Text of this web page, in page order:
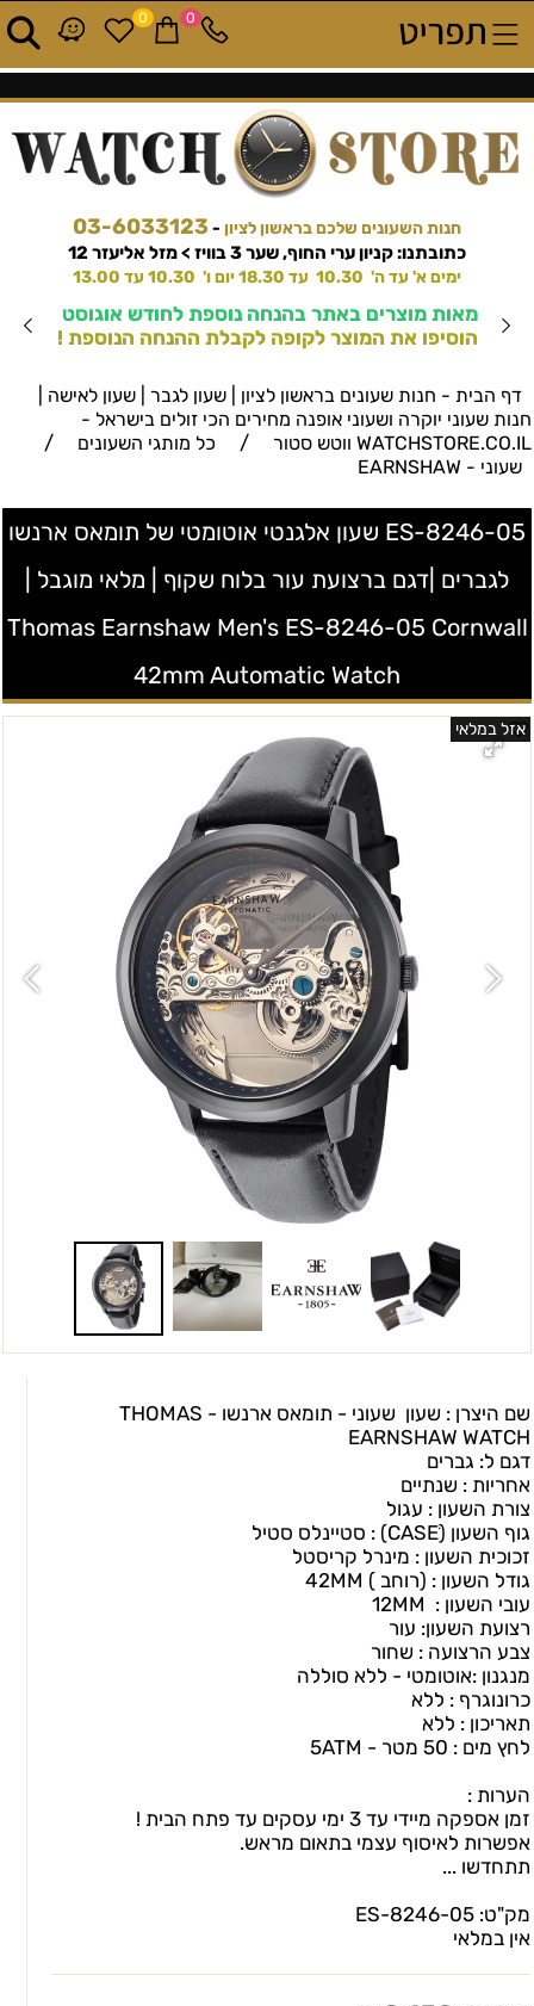
חנות השעונים שלכם בראשון לציון -
03-6033123
כתובתנו: קניון ערי החוף, שער 3 בוויז > מזל אליעזר 12
ימים א' עד ה' 10.30 עד 18.30 יום ו' 10.30 עד 13.00
מאות מוצרים באתר בהנחה נוספת לחודש אוגוסט
הוסיפו את המוצר לקופה לקבלת ההנחה הנוספת !
0 0
דף הבית - חנות שעונים בראשון לציון | שעון לגבר | שעון לאישה |
חנות שעוני יוקרה ושעוני אופנה מחירים הכי זולים בישראל -
WATCHSTORE.CO.IL ווטש סטור
/ כל מותגי השעונים /
שעוני - EARNSHAW
ES-8246-05 שעון אלגנטי אוטומטי של תומאס ארנשו
לגברים |דגם ברצועת עור בלוח שקוף | מלאי מוגבל |
Thomas Earnshaw Men's ES-8246-05 Cornwall
42mm Automatic Watch
אזל במלאי
שם היצרן : שעון שעוני - תומאס ארנשו - THOMAS
EARNSHAW WATCH
דגם ל: גברים
אחריות : שנתיים
צורת השעון : עגול
גוף השעון (CASEׂ) : סטיינלס סטיל
זכוכית השעון : מינרל קריסטל
גודל השעון : (רוחב ) 42MM
עובי השעון : 12MM
רצועת השעון: עור
צבע הרצועה : שחור
מנגנון :אוטומטי - ללא סוללה
כרונוגרף : ללא
תאריכון : ללא
לחץ מים : 50 מטר - 5ATM
הערות :
זמן אספקה מיידי עד 3 ימי עסקים עד פתח הבית !
אפשרות לאיסוף עצמי בתאום מראש.
תתחדשו ...
מק"ט: ES-8246-05
אין במלאי